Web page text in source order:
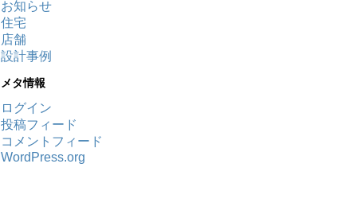
お知らせ
住宅
店舗
設計事例
メタ情報
ログイン
投稿フィード
コメントフィード
WordPress.org